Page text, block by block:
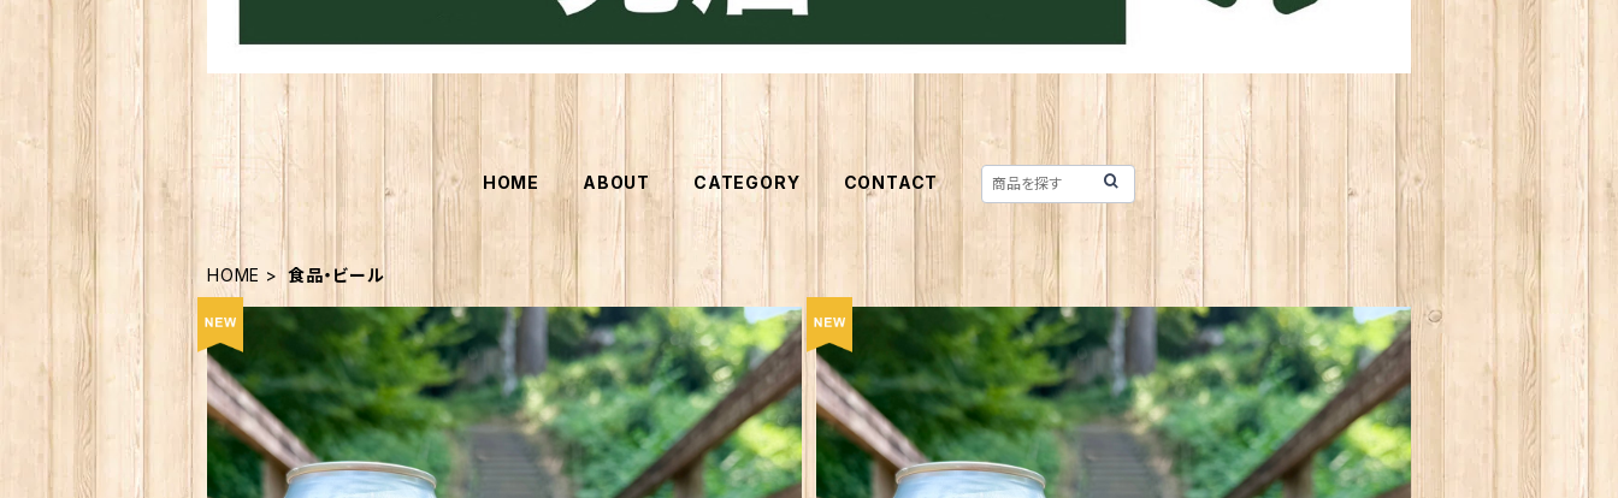
HOME ABOUT CATEGORY CONTACT
HOME 食品・ビール